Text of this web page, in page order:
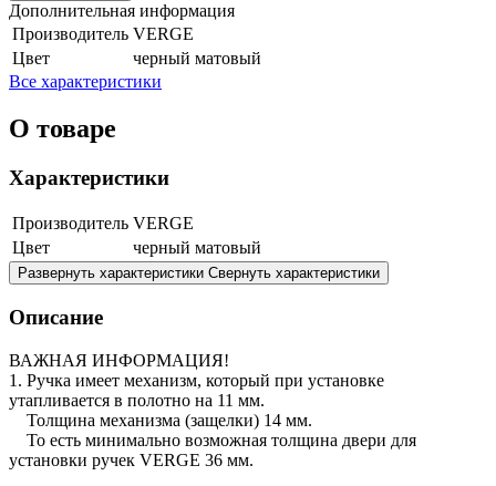
Дополнительная информация
Производитель VERGE
Цвет
черный матовый
Все характеристики
О товаре
Характеристики
Производитель VERGE
Цвет
черный матовый
Развернуть характеристики Свернуть характеристики
Описание
ВАЖНАЯ ИНФОРМАЦИЯ!
1. Ручка имеет механизм, который при установке
утапливается в полотно на 11 мм.
Толщина механизма (защелки) 14 мм.
То есть минимально возможная толщина двери для
установки ручек VERGE 36 мм.